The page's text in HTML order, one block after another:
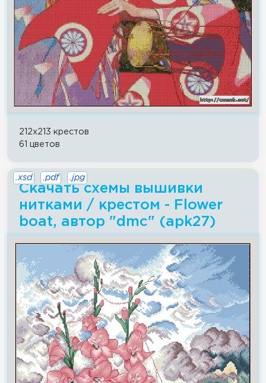
212x213 крестов
61 цветов
Скачать схемы вышивки
нитками / крестом - Flower
boat, автор "dmc" (apk27)
.xsd .pdf .jpg